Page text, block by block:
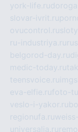
york-life.ru
slovar-ivrit.ru
ovucontrol.ru
ru-industriya.ru
belgorod-day.ru
medic-today.ru
teensvoice.ru
eva-elfie.rufoto-
veslo-i-yakor.ru
regionufa.ru
universalia.ru